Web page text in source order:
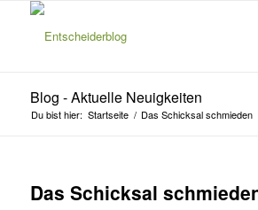
Blog - Aktuelle Neuigkeiten
Du bist hier: Startseite / Das Schicksal schmieden
Das Schicksal